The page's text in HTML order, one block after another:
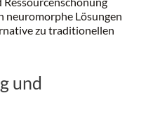
neuromorphe Lösungen
zu traditionellen
und